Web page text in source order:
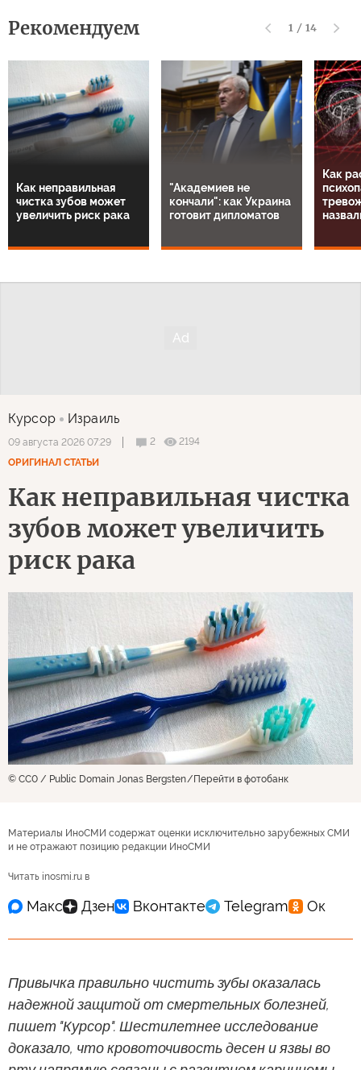
Рекомендуем 1 / 14
Как неправильная
чистка зубов может
увеличить риск рака
"Академиев не
кончали": как Украина
готовит дипломатов
Как
Курсор Израиль
09 августа 2026 07:29 2
2194
ОРИГИНАЛ СТАТЬИ
Как неправильная чистка
зубов может увеличить
риск рака
© CC0 / Public Domain Jonas Bergsten Перейти в фотобанк
Материалы ИноСМИ содержат оценки исключительно зарубежных СМИ
и не отражают позицию редакции ИноСМИ
Читать inosmi.ru в
Привычка правильно чистить зубы оказалась
надежной защитой от смертельных болезней,
пишет "Курсор". Шестилетнее исследование
доказало, что кровоточивость десен и язвы во